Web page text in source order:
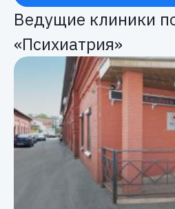
Ведущие клиники
«Психиатрия»